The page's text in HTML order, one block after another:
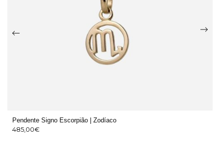
Pendente Signo Escorpião | Zodíaco
485,00€